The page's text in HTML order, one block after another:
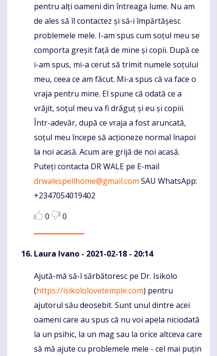
pentru alți oameni din întreaga lume. Nu am
de ales să îl contactez și să-i împărtășesc
problemele mele. I-am spus cum soțul meu se
comporta greșit față de mine și copii. După ce
i-am spus, mi-a cerut să trimit numele soțului
meu, ceea ce am făcut. Mi-a spus că va face o
vraja pentru mine. El spune că odată ce a
vrăjit, soțul meu va fi drăguț și eu și copiii.
Într-adevăr, după ce vraja a fost aruncată,
soțul meu începe să acționeze normal înapoi
la noi acasă. Acum are grijă de noi acasă.
Puteți contacta DR WALE pe E-mail
drwalespellhome@gmail.com SAU WhatsApp:
+2347054019402
0
0
Laura Ivano - 2021-02-18 - 20:14
Komentaras
Ajută-mă să-l sărbătoresc pe Dr. Isikolo
(https://isikololovetemple.com) pentru
ajutorul său deosebit. Sunt unul dintre acei
oameni care au spus că nu voi apela niciodată
la un psihic, la un mag sau la orice altceva care
să mă ajute cu problemele mele - cel mai puțin